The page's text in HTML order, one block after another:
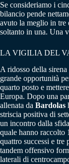
Se consideriamo i
bilancio pende
avuto la meglio in tre
soltanto in una. Una
LA VIGILIA DEL
A ridosso della
grande opportunità
quarto posto e
Europa. Dopo una
allenata da Bardolas
striscia positiva di
un incontro dalla
quale hanno raccolto
quattro successi e tre
tandem offensivo
laterali di